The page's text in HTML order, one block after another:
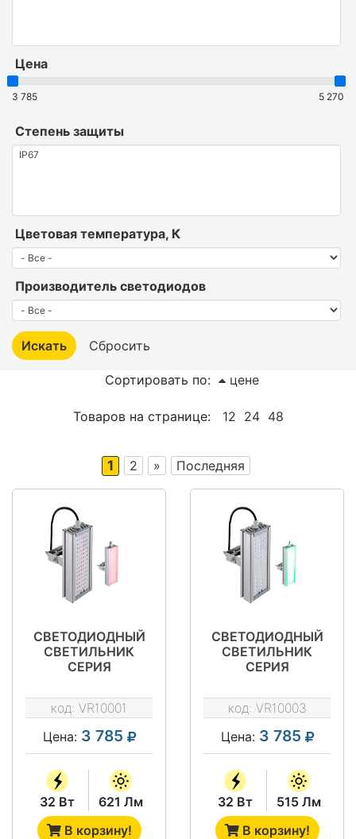
Цена
3 785 5 270
Степень защиты
Цветовая температура, К
Производитель светодиодов
Сортировать по: цене
Товаров на странице: 12 24 48
1 2 » Последняя
СВЕТОДИОДНЫЙ
СВЕТИЛЬНИК
СЕРИЯ
VRN-AR-32-GRK67-
U
код: VR10001
Цена: 3 785
32 Вт
621 Лм
В корзину!
СВЕТОДИОДНЫЙ
СВЕТИЛЬНИК
СЕРИЯ
VRN-AR-32-GGK67-
U
код: VR10003
Цена: 3 785
32 Вт
515 Лм
В корзину!